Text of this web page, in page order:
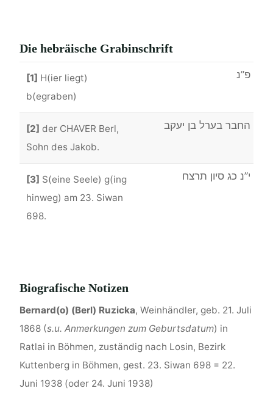
Die hebräische Grabinschrift
[1] H(ier liegt)
b(egraben)
פ”נ
[2]der CHAVER Berl,
Sohn des Jakob.
החבר בערל בן יעקב
[3] S(eine Seele) g(ing
hinweg) am 23. Siwan
698.
י”נ כג סיון תרצח
Biografische Notizen
Bernard(o) (Berl) Ruzicka, Weinhändler, geb. 21. Juli
1868 (s.u. Anmerkungen zum Geburtsdatum) in
Ratlai in Böhmen, zuständig nach Losin, Bezirk
Kuttenberg in Böhmen, gest. 23. Siwan 698 = 22.
Juni 1938 (oder 24. Juni 1938)